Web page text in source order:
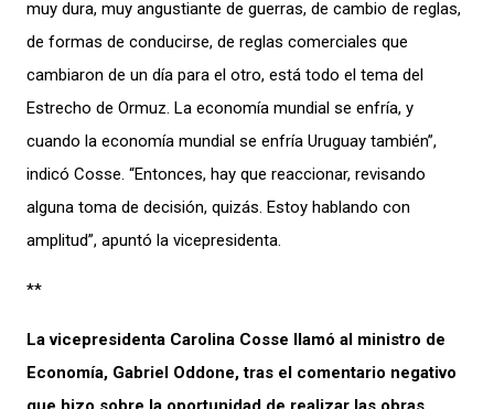
muy dura, muy angustiante de guerras, de cambio de reglas,
de formas de conducirse, de reglas comerciales que
cambiaron de un día para el otro, está todo el tema del
Estrecho de Ormuz. La economía mundial se enfría, y
cuando la economía mundial se enfría Uruguay también”,
indicó Cosse. “Entonces, hay que reaccionar, revisando
alguna toma de decisión, quizás. Estoy hablando con
amplitud”, apuntó la vicepresidenta.
**
La vicepresidenta Carolina Cosse llamó al ministro de
Economía, Gabriel Oddone, tras el comentario negativo